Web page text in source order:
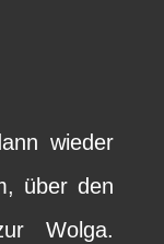
wieder
über den
Wolga.